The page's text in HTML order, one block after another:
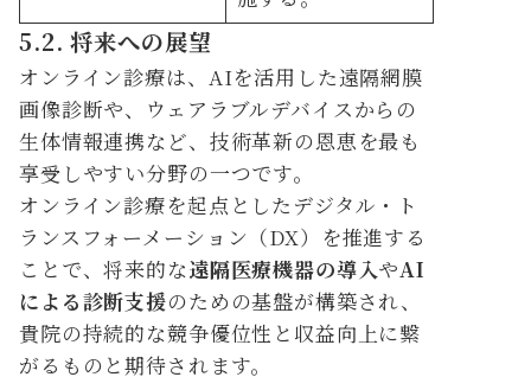
5.2. 将来への展望
オンライン診療は、AIを活用した遠隔網膜
画像診断や、ウェアラブルデバイスからの
生体情報連携など、技術革新の恩恵を最も
享受しやすい分野の一つです。
オンライン診療を起点としたデジタル・ト
ランスフォーメーション（DX）を推進する
ことで、将来的な遠隔医療機器の導入やAI
による診断支援のための基盤が構築され、
貴院の持続的な競争優位性と収益向上に繋
がるものと期待されます。